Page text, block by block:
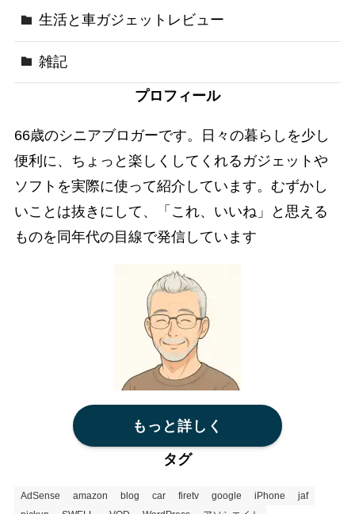
生活と車ガジェットレビュー
雑記
プロフィール
66歳のシニアブロガーです。日々の暮らしを少し
便利に、ちょっと楽しくしてくれるガジェットや
ソフトを実際に使って紹介しています。むずかし
いことは抜きにして、「これ、いいね」と思える
ものを同年代の目線で発信しています
もっと詳しく
タグ
AdSense amazon blog car firetv google iPhone
jaf